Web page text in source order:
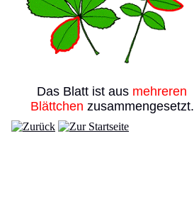
Das Blatt ist aus mehreren
Blättchen zusammengesetzt.